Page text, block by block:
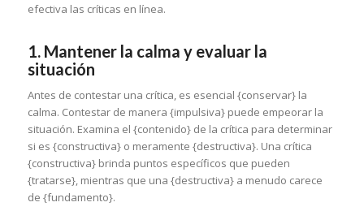
efectiva las críticas en línea.
1. Mantener la calma y evaluar la
situación
Antes de contestar una crítica, es esencial {conservar} la
calma. Contestar de manera {impulsiva} puede empeorar la
situación. Examina el {contenido} de la crítica para determinar
si es {constructiva} o meramente {destructiva}. Una crítica
{constructiva} brinda puntos específicos que pueden
{tratarse}, mientras que una {destructiva} a menudo carece
de {fundamento}.